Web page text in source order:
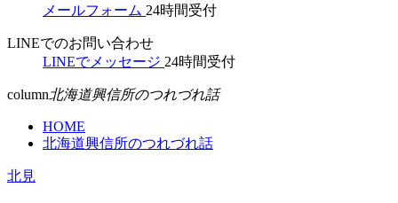
メールフォーム 24時間受付
LINEでのお問い合わせ
LINEでメッセージ 24時間受付
column北海道興信所のつれづれ話
HOME
北海道興信所のつれづれ話
北見